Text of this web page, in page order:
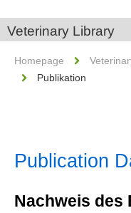
Veterinary Library
Homepage
Publikation
Publication
Nachweis des